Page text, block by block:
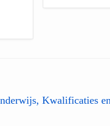
Kwalificaties